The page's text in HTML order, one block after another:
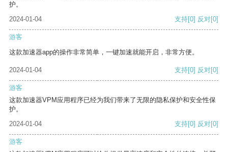
护。
2024-01-04
支持[0] 反对[0]
游客
这款加速器app的操作非常简单，一键加速就能开启，非常方便。
2024-01-04 支持[0] 反对[0]
游客
这款加速器VPM应用程序已经为我们带来了无限的隐私保护和安全性保
护。
2024-01-04
支持[0] 反对[0]
游客